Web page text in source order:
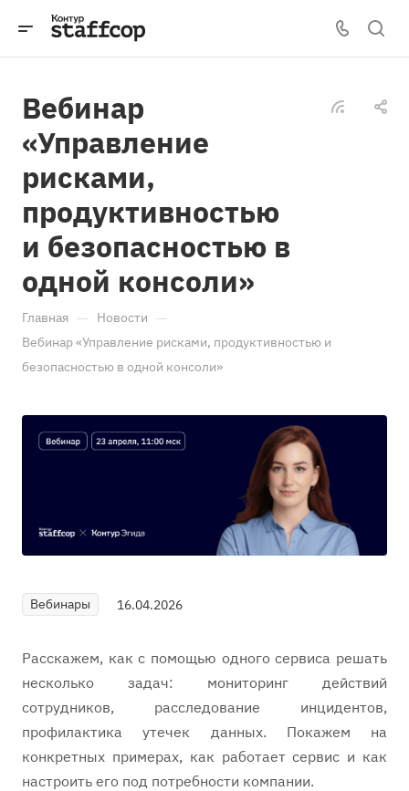
Вебинар
«Управление
рисками,
продуктивностью
и безопасностью в
одной консоли»
Главная — Новости —
Вебинар «Управление рисками, продуктивностью и
безопасностью в одной консоли»
Вебинары 16.04.2026
Расскажем, как с помощью одного сервиса решать
несколько задач: мониторинг действий
сотрудников, расследование инцидентов,
профилактика утечек данных. Покажем на
конкретных примерах, как работает сервис и как
настроить его под потребности компании.